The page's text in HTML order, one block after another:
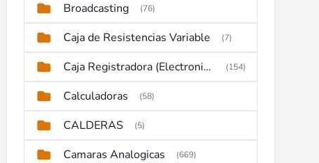
Broadcasting (76)
Caja de Resistencias Variable (7)
Caja Registradora (Electronic Cash Register) (154)
Calculadoras (58)
CALDERAS (5)
Camaras Analogicas (669)